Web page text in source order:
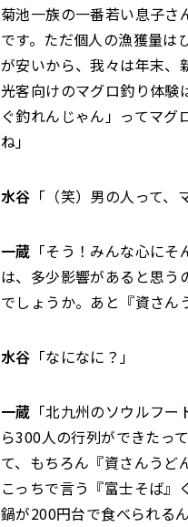
菊池一族の一番若い息子さ
です。ただ個人の漁獲量は
が安いから、我々は年末、
光客向けのマグロ釣り体験
ぐ釣れんじゃん」ってマ
ね」
水谷 「（笑）男の人って
一蔵 「そう！みんな心に
は、多少影響があると思う
でしょうか。あと『資さん
水谷 「なになに？」
一蔵 「北九州のソウルフ
ら300人の行列ができたっ
て、もちろん『資さんう
こっちで言う『富士そば』
鍋が200円台で食べられるん